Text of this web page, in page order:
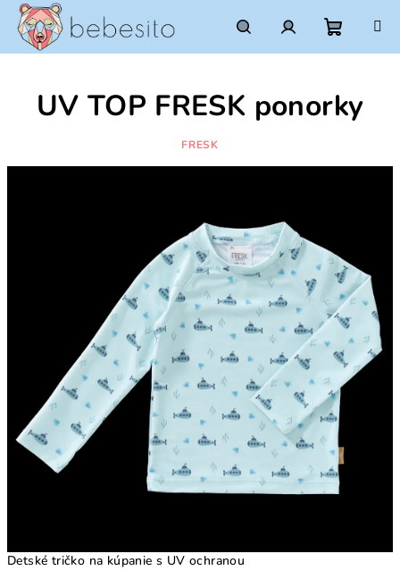
Prejsť
obsah
HľadaťPrihlásenie
košík
Detské tričko na kúpanie s UV ochranou
UV TOP FRESK ponorky
FRESK